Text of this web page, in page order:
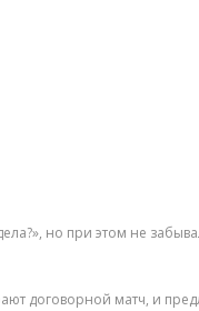
но при этом не
договорной матч, и